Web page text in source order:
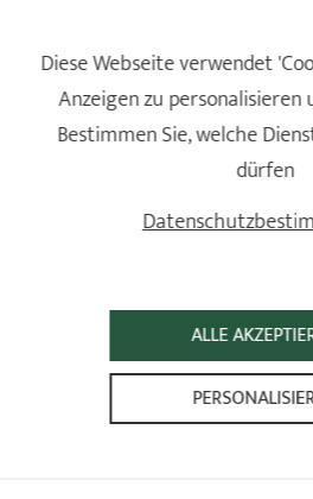
Schnellkochtopf
Alto
4
Diese Webseite verwendet
Anzeigen zu personalisieren
Bestimmen Sie, welche
dürfen
ALLE